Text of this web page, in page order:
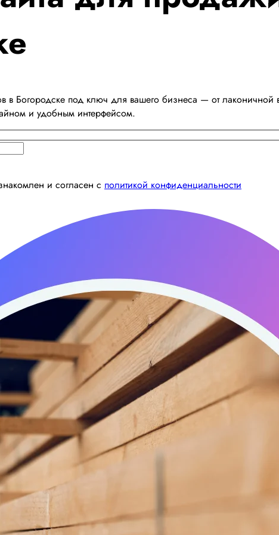
в Богородске под ключ для вашего бизнеса — от лаконичной
и удобным интерфейсом.
и согласен с политикой конфиденциальности